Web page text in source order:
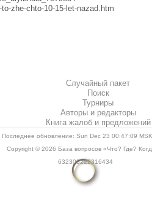
zhe-chto-10-15-let-nazad.htm
Случайный пакет
Поиск
Турниры
Авторы и редакторы
Книга жалоб и предложений
Последнее обновление: Sun Dec 23 00:47:09
Copyright © 2026 База вопросов «Что? Где?
632305222316434